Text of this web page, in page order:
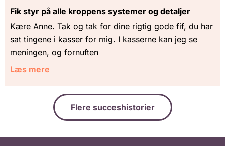
Fik styr på alle kroppens systemer og detaljer
Kære Anne. Tak og tak for dine rigtig gode fif, du har
sat tingene i kasser for mig. I kasserne kan jeg se
meningen, og fornuften
Læs mere
Flere succeshistorier